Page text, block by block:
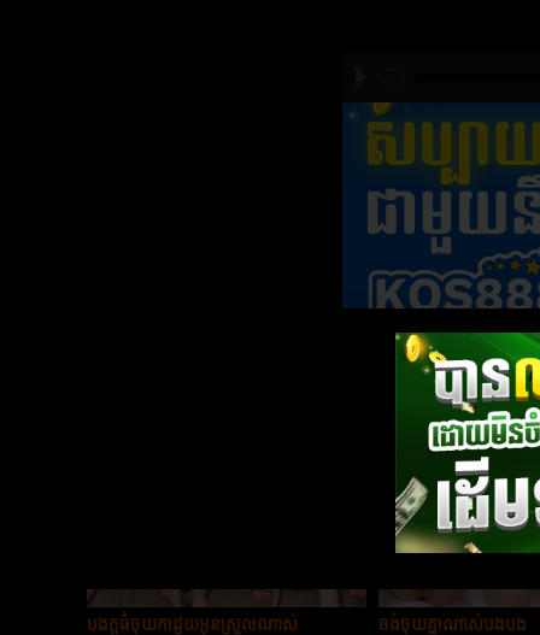
បងក្ដធំចុយកាដួយអូនស្រួលណាស់ ចង់ចុយគ្នាណាស់បងបង